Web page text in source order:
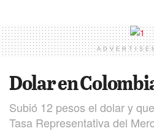
Dolar en
Subió 12 pesos el dolar y
Tasa Representativa del